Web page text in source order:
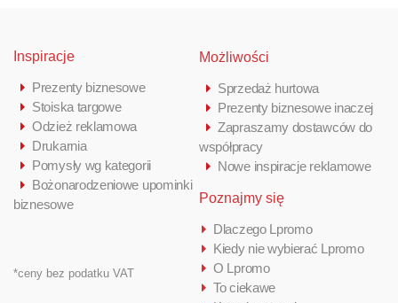
Inspiracje
Prezenty biznesowe
Stoiska targowe
Odzież reklamowa
Drukarnia
Pomysły wg kategorii
Bożonarodzeniowe upominki
biznesowe
*ceny bez podatku VAT
Możliwości
Sprzedaż hurtowa
Prezenty biznesowe inaczej
Zapraszamy dostawców do
współpracy
Nowe inspiracje reklamowe
Poznajmy się
Dlaczego Lpromo
Kiedy nie wybierać Lpromo
O Lpromo
To ciekawe